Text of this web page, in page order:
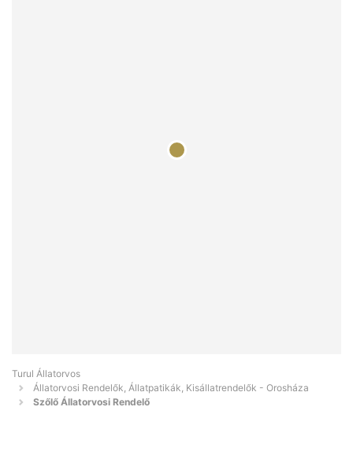
Turul Állatorvos
Állatorvosi Rendelők, Állatpatikák, Kisállatrendelők - Orosháza
Szőlő Állatorvosi Rendelő